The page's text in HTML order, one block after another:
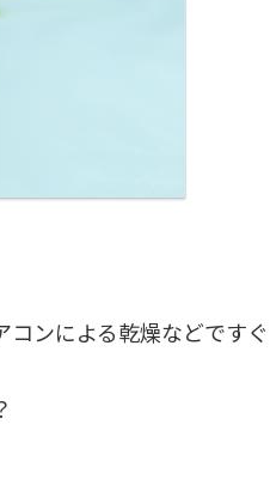
ンによる乾燥などですぐ